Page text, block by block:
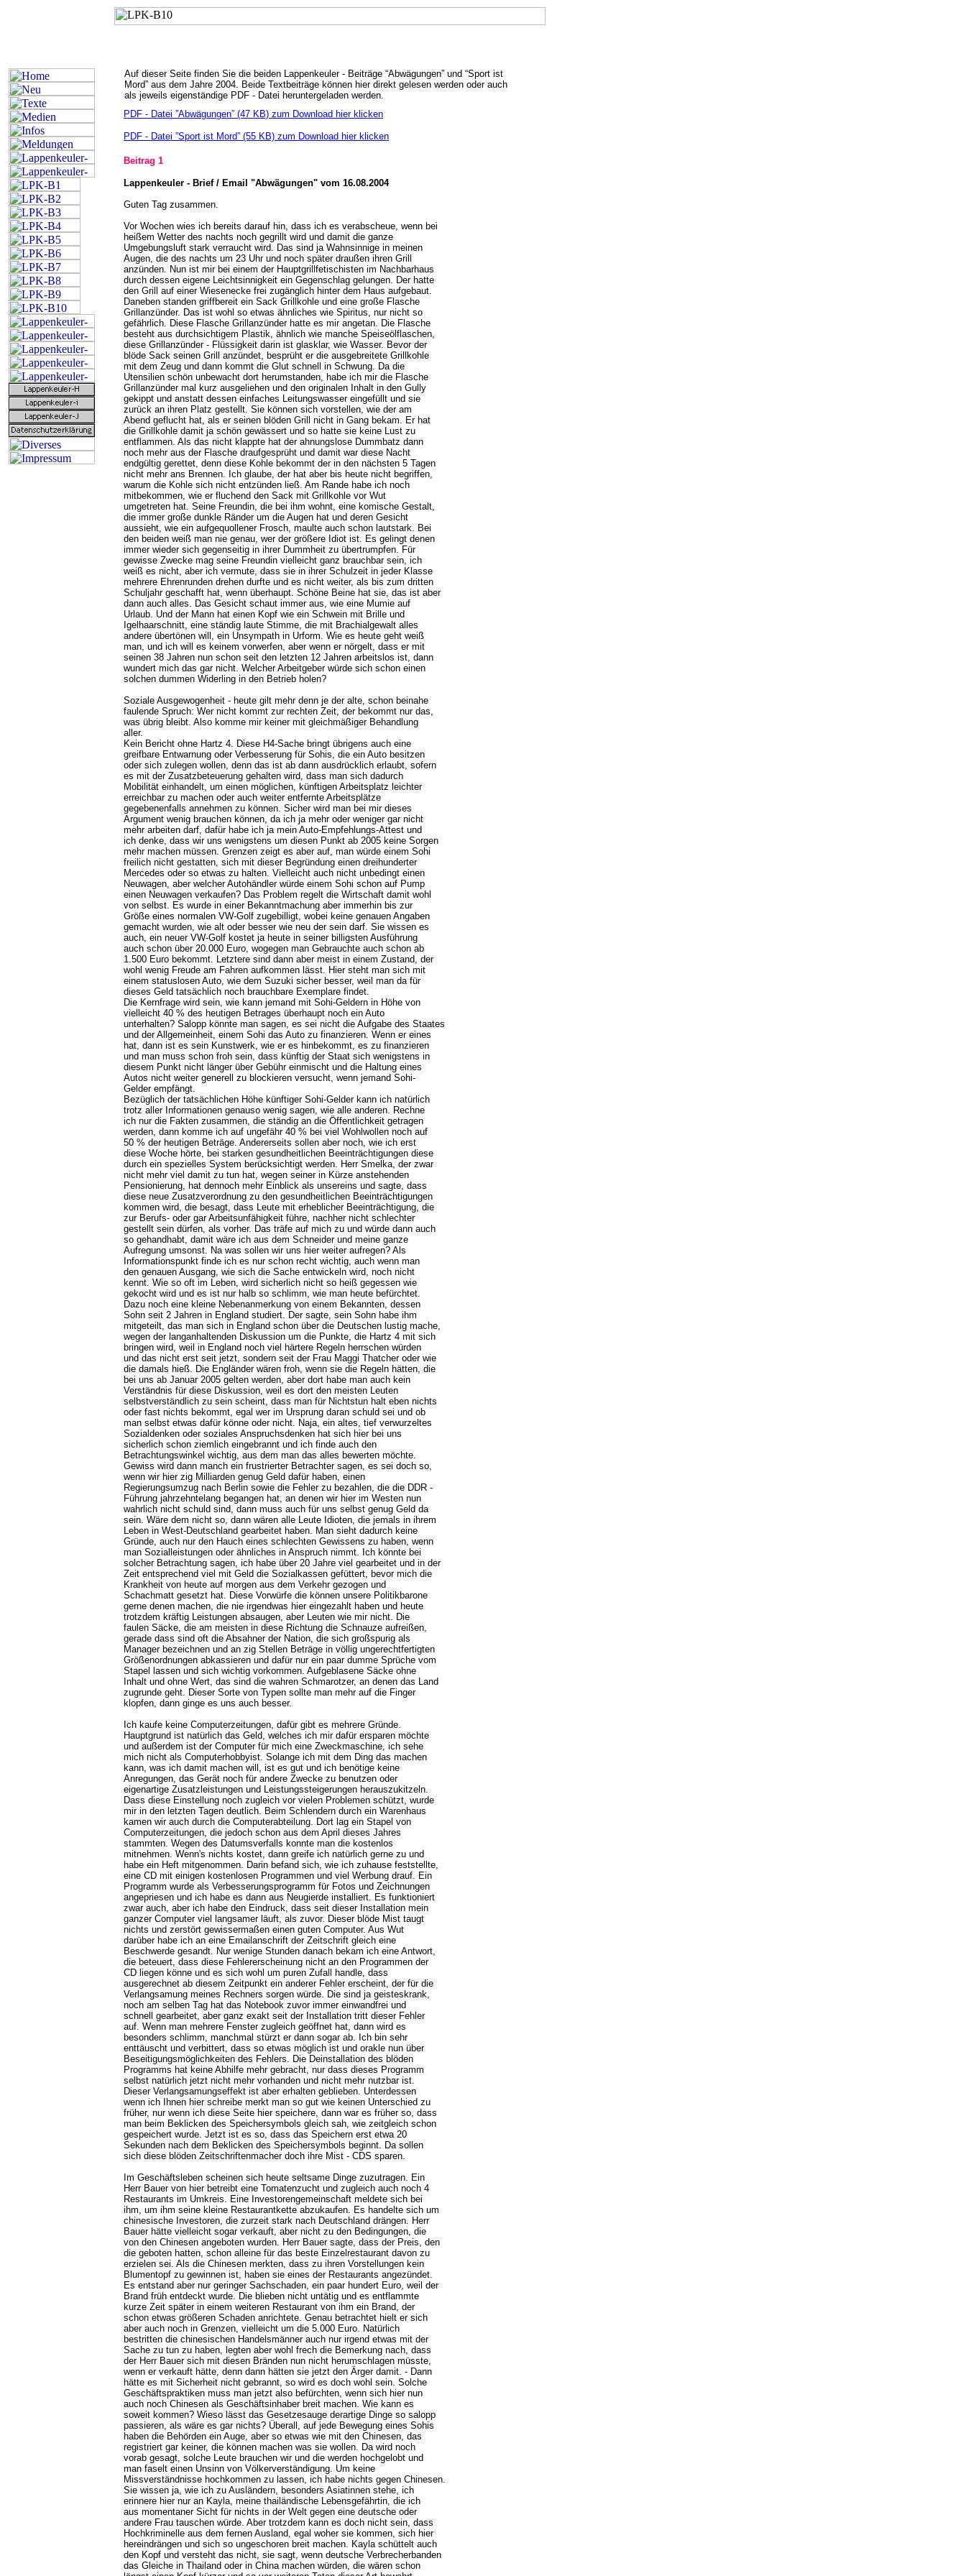
Auf dieser Seite finden Sie die beiden Lappenkeuler - Beiträge “Abwägungen” und “Sport ist
Mord” aus dem Jahre 2004. Beide Textbeiträge können hier direkt gelesen werden oder auch
als jeweils eigenständige PDF - Datei heruntergeladen werden.
PDF - Datei ”Abwägungen” (47 KB) zum Download hier klicken
PDF - Datei ”Sport ist Mord” (55 KB) zum Download hier klicken
Beitrag 1
Lappenkeuler - Brief / Email "Abwägungen" vom 16.08.2004
Guten Tag zusammen.
Vor Wochen wies ich bereits darauf hin, dass ich es verabscheue, wenn bei
heißem Wetter des nachts noch gegrillt wird und damit die ganze
Umgebungsluft stark verraucht wird. Das sind ja Wahnsinnige in meinen
Augen, die des nachts um 23 Uhr und noch später draußen ihren Grill
anzünden. Nun ist mir bei einem der Hauptgrillfetischisten im Nachbarhaus
durch dessen eigene Leichtsinnigkeit ein Gegenschlag gelungen. Der hatte
den Grill auf einer Wiesenecke frei zugänglich hinter dem Haus aufgebaut.
Daneben standen griffbereit ein Sack Grillkohle und eine große Flasche
Grillanzünder. Das ist wohl so etwas ähnliches wie Spiritus, nur nicht so
gefährlich. Diese Flasche Grillanzünder hatte es mir angetan. Die Flasche
besteht aus durchsichtigem Plastik, ähnlich wie manche Speiseölflaschen,
diese Grillanzünder - Flüssigkeit darin ist glasklar, wie Wasser. Bevor der
blöde Sack seinen Grill anzündet, besprüht er die ausgebreitete Grillkohle
mit dem Zeug und dann kommt die Glut schnell in Schwung. Da die
Utensilien schön unbewacht dort herumstanden, habe ich mir die Flasche
Grillanzünder mal kurz ausgeliehen und den originalen Inhalt in den Gully
gekippt und anstatt dessen einfaches Leitungswasser eingefüllt und sie
zurück an ihren Platz gestellt. Sie können sich vorstellen, wie der am
Abend geflucht hat, als er seinen blöden Grill nicht in Gang bekam. Er hat
die Grillkohle damit ja schön gewässert und so hatte sie keine Lust zu
entflammen. Als das nicht klappte hat der ahnungslose Dummbatz dann
noch mehr aus der Flasche draufgesprüht und damit war diese Nacht
endgültig gerettet, denn diese Kohle bekommt der in den nächsten 5 Tagen
nicht mehr ans Brennen. Ich glaube, der hat aber bis heute nicht begriffen,
warum die Kohle sich nicht entzünden ließ. Am Rande habe ich noch
mitbekommen, wie er fluchend den Sack mit Grillkohle vor Wut
umgetreten hat. Seine Freundin, die bei ihm wohnt, eine komische Gestalt,
die immer große dunkle Ränder um die Augen hat und deren Gesicht
aussieht, wie ein aufgequollener Frosch, maulte auch schon lautstark. Bei
den beiden weiß man nie genau, wer der größere Idiot ist. Es gelingt denen
immer wieder sich gegenseitig in ihrer Dummheit zu übertrumpfen. Für
gewisse Zwecke mag seine Freundin vielleicht ganz brauchbar sein, ich
weiß es nicht, aber ich vermute, dass sie in ihrer Schulzeit in jeder Klasse
mehrere Ehrenrunden drehen durfte und es nicht weiter, als bis zum dritten
Schuljahr geschafft hat, wenn überhaupt. Schöne Beine hat sie, das ist aber
dann auch alles. Das Gesicht schaut immer aus, wie eine Mumie auf
Urlaub. Und der Mann hat einen Kopf wie ein Schwein mit Brille und
Igelhaarschnitt, eine ständig laute Stimme, die mit Brachialgewalt alles
andere übertönen will, ein Unsympath in Urform. Wie es heute geht weiß
man, und ich will es keinem vorwerfen, aber wenn er nörgelt, dass er mit
seinen 38 Jahren nun schon seit den letzten 12 Jahren arbeitslos ist, dann
wundert mich das gar nicht. Welcher Arbeitgeber würde sich schon einen
solchen dummen Widerling in den Betrieb holen?
Soziale Ausgewogenheit - heute gilt mehr denn je der alte, schon beinahe
faulende Spruch: Wer nicht kommt zur rechten Zeit, der bekommt nur das,
was übrig bleibt. Also komme mir keiner mit gleichmäßiger Behandlung
aller.
Kein Bericht ohne Hartz 4. Diese H4-Sache bringt übrigens auch eine
greifbare Entwarnung oder Verbesserung für Sohis, die ein Auto besitzen
oder sich zulegen wollen, denn das ist ab dann ausdrücklich erlaubt, sofern
es mit der Zusatzbeteuerung gehalten wird, dass man sich dadurch
Mobilität einhandelt, um einen möglichen, künftigen Arbeitsplatz leichter
erreichbar zu machen oder auch weiter entfernte Arbeitsplätze
gegebenenfalls annehmen zu können. Sicher wird man bei mir dieses
Argument wenig brauchen können, da ich ja mehr oder weniger gar nicht
mehr arbeiten darf, dafür habe ich ja mein Auto-Empfehlungs-Attest und
ich denke, dass wir uns wenigstens um diesen Punkt ab 2005 keine Sorgen
mehr machen müssen. Grenzen zeigt es aber auf, man würde einem Sohi
freilich nicht gestatten, sich mit dieser Begründung einen dreihunderter
Mercedes oder so etwas zu halten. Vielleicht auch nicht unbedingt einen
Neuwagen, aber welcher Autohändler würde einem Sohi schon auf Pump
einen Neuwagen verkaufen? Das Problem regelt die Wirtschaft damit wohl
von selbst. Es wurde in einer Bekanntmachung aber immerhin bis zur
Größe eines normalen VW-Golf zugebilligt, wobei keine genauen Angaben
gemacht wurden, wie alt oder besser wie neu der sein darf. Sie wissen es
auch, ein neuer VW-Golf kostet ja heute in seiner billigsten Ausführung
auch schon über 20.000 Euro, wogegen man Gebrauchte auch schon ab
1.500 Euro bekommt. Letztere sind dann aber meist in einem Zustand, der
wohl wenig Freude am Fahren aufkommen lässt. Hier steht man sich mit
einem statuslosen Auto, wie dem Suzuki sicher besser, weil man da für
dieses Geld tatsächlich noch brauchbare Exemplare findet.
Die Kernfrage wird sein, wie kann jemand mit Sohi-Geldern in Höhe von
vielleicht 40 % des heutigen Betrages überhaupt noch ein Auto
unterhalten? Salopp könnte man sagen, es sei nicht die Aufgabe des Staates
und der Allgemeinheit, einem Sohi das Auto zu finanzieren. Wenn er eines
hat, dann ist es sein Kunstwerk, wie er es hinbekommt, es zu finanzieren
und man muss schon froh sein, dass künftig der Staat sich wenigstens in
diesem Punkt nicht länger über Gebühr einmischt und die Haltung eines
Autos nicht weiter generell zu blockieren versucht, wenn jemand Sohi-
Gelder empfängt.
Bezüglich der tatsächlichen Höhe künftiger Sohi-Gelder kann ich natürlich
trotz aller Informationen genauso wenig sagen, wie alle anderen. Rechne
ich nur die Fakten zusammen, die ständig an die Öffentlichkeit getragen
werden, dann komme ich auf ungefähr 40 % bei viel Wohlwollen noch auf
50 % der heutigen Beträge. Andererseits sollen aber noch, wie ich erst
diese Woche hörte, bei starken gesundheitlichen Beeinträchtigungen diese
durch ein spezielles System berücksichtigt werden. Herr Smelka, der zwar
nicht mehr viel damit zu tun hat, wegen seiner in Kürze anstehenden
Pensionierung, hat dennoch mehr Einblick als unsereins und sagte, dass
diese neue Zusatzverordnung zu den gesundheitlichen Beeinträchtigungen
kommen wird, die besagt, dass Leute mit erheblicher Beeinträchtigung, die
zur Berufs- oder gar Arbeitsunfähigkeit führe, nachher nicht schlechter
gestellt sein dürfen, als vorher. Das träfe auf mich zu und würde dann auch
so gehandhabt, damit wäre ich aus dem Schneider und meine ganze
Aufregung umsonst. Na was sollen wir uns hier weiter aufregen? Als
Informationspunkt finde ich es nur schon recht wichtig, auch wenn man
den genauen Ausgang, wie sich die Sache entwickeln wird, noch nicht
kennt. Wie so oft im Leben, wird sicherlich nicht so heiß gegessen wie
gekocht wird und es ist nur halb so schlimm, wie man heute befürchtet.
Dazu noch eine kleine Nebenanmerkung von einem Bekannten, dessen
Sohn seit 2 Jahren in England studiert. Der sagte, sein Sohn habe ihm
mitgeteilt, das man sich in England schon über die Deutschen lustig mache,
wegen der langanhaltenden Diskussion um die Punkte, die Hartz 4 mit sich
bringen wird, weil in England noch viel härtere Regeln herrschen würden
und das nicht erst seit jetzt, sondern seit der Frau Maggi Thatcher oder wie
die damals hieß. Die Engländer wären froh, wenn sie die Regeln hätten, die
bei uns ab Januar 2005 gelten werden, aber dort habe man auch kein
Verständnis für diese Diskussion, weil es dort den meisten Leuten
selbstverständlich zu sein scheint, dass man für Nichtstun halt eben nichts
oder fast nichts bekommt, egal wer im Ursprung daran schuld sei und ob
man selbst etwas dafür könne oder nicht. Naja, ein altes, tief verwurzeltes
Sozialdenken oder soziales Anspruchsdenken hat sich hier bei uns
sicherlich schon ziemlich eingebrannt und ich finde auch den
Betrachtungswinkel wichtig, aus dem man das alles bewerten möchte.
Gewiss wird dann manch ein frustrierter Betrachter sagen, es sei doch so,
wenn wir hier zig Milliarden genug Geld dafür haben, einen
Regierungsumzug nach Berlin sowie die Fehler zu bezahlen, die die DDR -
Führung jahrzehntelang begangen hat, an denen wir hier im Westen nun
wahrlich nicht schuld sind, dann muss auch für uns selbst genug Geld da
sein. Wäre dem nicht so, dann wären alle Leute Idioten, die jemals in ihrem
Leben in West-Deutschland gearbeitet haben. Man sieht dadurch keine
Gründe, auch nur den Hauch eines schlechten Gewissens zu haben, wenn
man Sozialleistungen oder ähnliches in Anspruch nimmt. Ich könnte bei
solcher Betrachtung sagen, ich habe über 20 Jahre viel gearbeitet und in der
Zeit entsprechend viel mit Geld die Sozialkassen gefüttert, bevor mich die
Krankheit von heute auf morgen aus dem Verkehr gezogen und
Schachmatt gesetzt hat. Diese Vorwürfe die können unsere Politikbarone
gerne denen machen, die nie irgendwas hier eingezahlt haben und heute
trotzdem kräftig Leistungen absaugen, aber Leuten wie mir nicht. Die
faulen Säcke, die am meisten in diese Richtung die Schnauze aufreißen,
gerade dass sind oft die Absahner der Nation, die sich großspurig als
Manager bezeichnen und an zig Stellen Beträge in völlig ungerechtfertigten
Größenordnungen abkassieren und dafür nur ein paar dumme Sprüche vom
Stapel lassen und sich wichtig vorkommen. Aufgeblasene Säcke ohne
Inhalt und ohne Wert, das sind die wahren Schmarotzer, an denen das Land
zugrunde geht. Dieser Sorte von Typen sollte man mehr auf die Finger
klopfen, dann ginge es uns auch besser.
Ich kaufe keine Computerzeitungen, dafür gibt es mehrere Gründe.
Hauptgrund ist natürlich das Geld, welches ich mir dafür ersparen möchte
und außerdem ist der Computer für mich eine Zweckmaschine, ich sehe
mich nicht als Computerhobbyist. Solange ich mit dem Ding das machen
kann, was ich damit machen will, ist es gut und ich benötige keine
Anregungen, das Gerät noch für andere Zwecke zu benutzen oder
eigenartige Zusatzleistungen und Leistungssteigerungen herauszukitzeln.
Dass diese Einstellung noch zugleich vor vielen Problemen schützt, wurde
mir in den letzten Tagen deutlich. Beim Schlendern durch ein Warenhaus
kamen wir auch durch die Computerabteilung. Dort lag ein Stapel von
Computerzeitungen, die jedoch schon aus dem April dieses Jahres
stammten. Wegen des Datumsverfalls konnte man die kostenlos
mitnehmen. Wenn's nichts kostet, dann greife ich natürlich gerne zu und
habe ein Heft mitgenommen. Darin befand sich, wie ich zuhause feststellte,
eine CD mit einigen kostenlosen Programmen und viel Werbung drauf. Ein
Programm wurde als Verbesserungsprogramm für Fotos und Zeichnungen
angepriesen und ich habe es dann aus Neugierde installiert. Es funktioniert
zwar auch, aber ich habe den Eindruck, dass seit dieser Installation mein
ganzer Computer viel langsamer läuft, als zuvor. Dieser blöde Mist taugt
nichts und zerstört gewissermaßen einen guten Computer. Aus Wut
darüber habe ich an eine Emailanschrift der Zeitschrift gleich eine
Beschwerde gesandt. Nur wenige Stunden danach bekam ich eine Antwort,
die beteuert, dass diese Fehlererscheinung nicht an den Programmen der
CD liegen könne und es sich wohl um puren Zufall handle, dass
ausgerechnet ab diesem Zeitpunkt ein anderer Fehler erscheint, der für die
Verlangsamung meines Rechners sorgen würde. Die sind ja geisteskrank,
noch am selben Tag hat das Notebook zuvor immer einwandfrei und
schnell gearbeitet, aber ganz exakt seit der Installation tritt dieser Fehler
auf. Wenn man mehrere Fenster zugleich geöffnet hat, dann wird es
besonders schlimm, manchmal stürzt er dann sogar ab. Ich bin sehr
enttäuscht und verbittert, dass so etwas möglich ist und orakle nun über
Beseitigungsmöglichkeiten des Fehlers. Die Deinstallation des blöden
Programms hat keine Abhilfe mehr gebracht, nur dass dieses Programm
selbst natürlich jetzt nicht mehr vorhanden und nicht mehr nutzbar ist.
Dieser Verlangsamungseffekt ist aber erhalten geblieben. Unterdessen
wenn ich Ihnen hier schreibe merkt man so gut wie keinen Unterschied zu
früher, nur wenn ich diese Seite hier speichere, dann war es früher so, dass
man beim Beklicken des Speichersymbols gleich sah, wie zeitgleich schon
gespeichert wurde. Jetzt ist es so, dass das Speichern erst etwa 20
Sekunden nach dem Beklicken des Speichersymbols beginnt. Da sollen
sich diese blöden Zeitschriftenmacher doch ihre Mist - CDS sparen.
Im Geschäftsleben scheinen sich heute seltsame Dinge zuzutragen. Ein
Herr Bauer von hier betreibt eine Tomatenzucht und zugleich auch noch 4
Restaurants im Umkreis. Eine Investorengemeinschaft meldete sich bei
ihm, um ihm seine kleine Restaurantkette abzukaufen. Es handelte sich um
chinesische Investoren, die zurzeit stark nach Deutschland drängen. Herr
Bauer hätte vielleicht sogar verkauft, aber nicht zu den Bedingungen, die
von den Chinesen angeboten wurden. Herr Bauer sagte, dass der Preis, den
die geboten hatten, schon alleine für das beste Einzelrestaurant davon zu
erzielen sei. Als die Chinesen merkten, dass zu ihren Vorstellungen kein
Blumentopf zu gewinnen ist, haben sie eines der Restaurants angezündet.
Es entstand aber nur geringer Sachschaden, ein paar hundert Euro, weil der
Brand früh entdeckt wurde. Die blieben nicht untätig und es entflammte
kurze Zeit später in einem weiteren Restaurant von ihm ein Brand, der
schon etwas größeren Schaden anrichtete. Genau betrachtet hielt er sich
aber auch noch in Grenzen, vielleicht um die 5.000 Euro. Natürlich
bestritten die chinesischen Handelsmänner auch nur irgend etwas mit der
Sache zu tun zu haben, legten aber wohl frech die Bemerkung nach, dass
der Herr Bauer sich mit diesen Bränden nun nicht herumschlagen müsste,
wenn er verkauft hätte, denn dann hätten sie jetzt den Ärger damit. - Dann
hätte es mit Sicherheit nicht gebrannt, so wird es doch wohl sein. Solche
Geschäftspraktiken muss man jetzt also befürchten, wenn sich hier nun
auch noch Chinesen als Geschäftsinhaber breit machen. Wie kann es
soweit kommen? Wieso lässt das Gesetzesauge derartige Dinge so salopp
passieren, als wäre es gar nichts? Überall, auf jede Bewegung eines Sohis
haben die Behörden ein Auge, aber so etwas wie mit den Chinesen, das
registriert gar keiner, die können machen was sie wollen. Da wird noch
vorab gesagt, solche Leute brauchen wir und die werden hochgelobt und
man faselt einen Unsinn von Völkerverständigung. Um keine
Missverständnisse hochkommen zu lassen, ich habe nichts gegen Chinesen.
Sie wissen ja, wie ich zu Ausländern, besonders Asiatinnen stehe, ich
erinnere hier nur an Kayla, meine thailändische Lebensgefährtin, die ich
aus momentaner Sicht für nichts in der Welt gegen eine deutsche oder
andere Frau tauschen würde. Aber trotzdem kann es doch nicht sein, dass
Hochkriminelle aus dem fernen Ausland, egal woher sie kommen, sich hier
hereindrängen und sich so ungeschoren breit machen. Kayla schüttelt auch
den Kopf und versteht das nicht, sie sagt, wenn deutsche Verbrecherbanden
das Gleiche in Thailand oder in China machen würden, die wären schon